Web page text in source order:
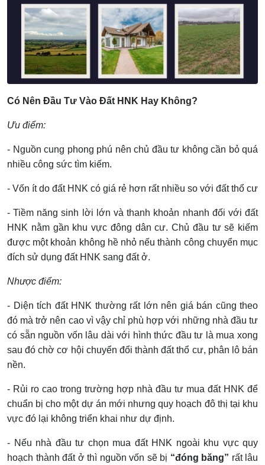
Có Nên Đầu Tư Vào Đất HNK Hay Không?
Ưu điểm:
- Nguồn cung phong phú nên chủ đầu tư không cần bỏ quá
nhiều công sức tìm kiếm.
- Vốn ít do đất HNK có giá rẻ hơn rất nhiều so với đất thổ cư
- Tiềm năng sinh lời lớn và thanh khoản nhanh đối với đất
HNK nằm gần khu vực đông dân cư. Chủ đầu tư sẽ kiếm
được một khoản không hề nhỏ nếu thành công chuyển mục
đích sử dụng đất HNK sang đất ở.
Nhược điểm:
- Diện tích đất HNK thường rất lớn nên giá bán cũng theo
đó mà trở nên cao vì vậy chỉ phù hợp với những nhà đầu tư
có sẵn nguồn vốn lâu dài với hình thức đầu tư là mua xong
sau đó chờ cơ hội chuyển đổi thành đất thổ cư, phân lô bán
nền.
- Rủi ro cao trong trường hợp nhà đầu tư mua đất HNK để
chuẩn bị cho một dự án mới nhưng quy hoạch đô thị tại khu
vực đó lại không triển khai như dự định.
- Nếu nhà đầu tư chọn mua đất HNK ngoài khu vực quy
hoạch thành đất ở thì nguồn vốn sẽ bị “đóng băng” rất lâu